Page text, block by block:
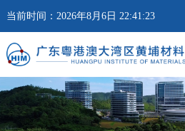
当前时间：2026年8月6日 22:41:23